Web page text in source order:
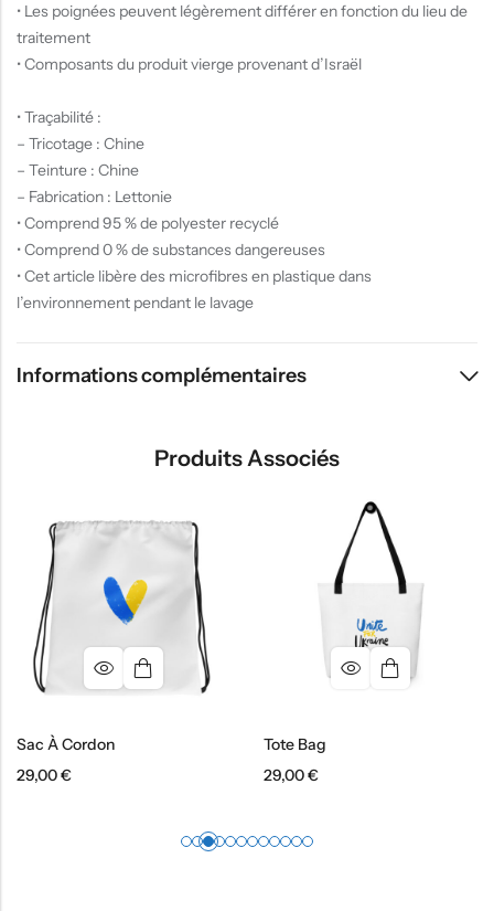
• Les poignées peuvent légèrement différer en fonction du lieu de
traitement
• Composants du produit vierge provenant d’Israël
• Traçabilité :
– Tricotage : Chine
– Teinture : Chine
– Fabrication : Lettonie
• Comprend 95 % de polyester recyclé
• Comprend 0 % de substances dangereuses
• Cet article libère des microfibres en plastique dans
l’environnement pendant le lavage
Informations complémentaires
Produits Associés
À Cordon
€
Tote Bag
29,00€